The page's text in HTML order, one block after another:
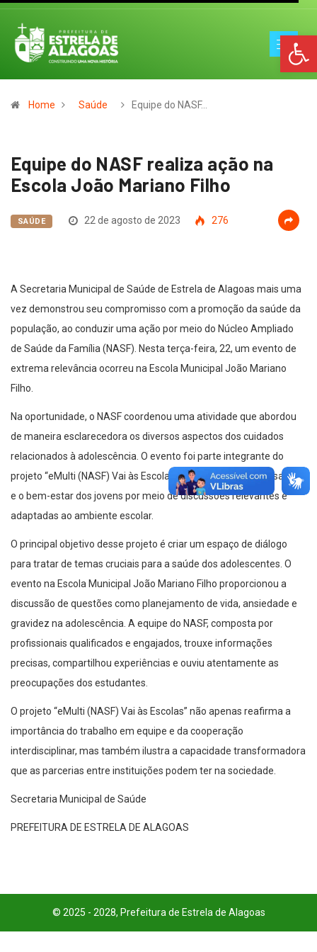
Home Saúde Equipe do NASF…
Equipe do NASF realiza ação na
Escola João Mariano Filho
SAÚDE 22 de agosto de 2023 276
A Secretaria Municipal de Saúde de Estrela de Alagoas mais uma
vez demonstrou seu compromisso com a promoção da saúde da
população, ao conduzir uma ação por meio do Núcleo Ampliado
de Saúde da Família (NASF). Nesta terça-feira, 22, um evento de
extrema relevância ocorreu na Escola Municipal João Mariano
Filho.
Na oportunidade, o NASF coordenou uma atividade que abordou
de maneira esclarecedora os diversos aspectos dos cuidados
relacionados à adolescência. O evento foi parte integrante do
projeto “eMulti (NASF) Vai às Escolas”, visando promover a saúde
e o bem-estar dos jovens por meio de discussões relevantes e
adaptadas ao ambiente escolar.
O principal objetivo desse projeto é criar um espaço de diálogo
para tratar de temas cruciais para a saúde dos adolescentes. O
evento na Escola Municipal João Mariano Filho proporcionou a
discussão de questões como planejamento de vida, ansiedade e
gravidez na adolescência. A equipe do NASF, composta por
profissionais qualificados e engajados, trouxe informações
precisas, compartilhou experiências e ouviu atentamente as
preocupações dos estudantes.
O projeto “eMulti (NASF) Vai às Escolas” não apenas reafirma a
importância do trabalho em equipe e da cooperação
interdisciplinar, mas também ilustra a capacidade transformadora
que as parcerias entre instituições podem ter na sociedade.
Secretaria Municipal de Saúde
PREFEITURA DE ESTRELA DE ALAGOAS
© 2025 - 2028, Prefeitura de Estrela de Alagoas